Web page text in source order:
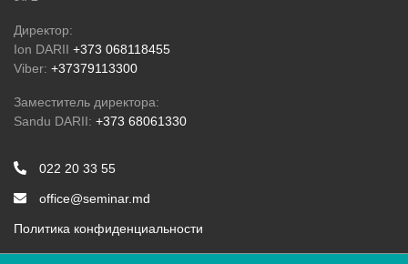
Директор:
Ion DARII +373 068118455
Viber: +37379113300
Заместитель директора:
Sandu DARII: +373 68061330
022 20 33 55
office@seminar.md
Политика конфиденциальности